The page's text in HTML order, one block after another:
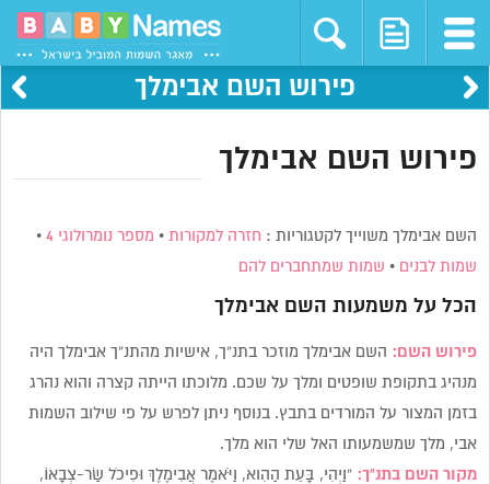
פירוש השם אבימלך
פירוש השם אבימלך
השם אבימלך משוייך לקטגוריות : חזרה למקורות • מספר נומרולוגי 4 •
שמות לבנים • שמות שמתחברים להם
הכל על משמעות השם אבימלך
פירוש השם: השם אבימלך מוזכר בתנ”ך, אישיות מהתנ”ך אבימלך היה
מנהיג בתקופת שופטים ומלך על שכם. מלוכתו הייתה קצרה והוא נהרג
בזמן המצור על המורדים בתבץ. בנוסף ניתן לפרש על פי שילוב השמות
אבי, מלך שמשמעותו האל שלי הוא מלך.
מקור השם בתנ”ך: “וַיְהִי, בָּעֵת הַהִוא, וַיֹּאמֶר אֲבִימֶלֶךְ וּפִיכֹל שַׂר-צְבָאוֹ,